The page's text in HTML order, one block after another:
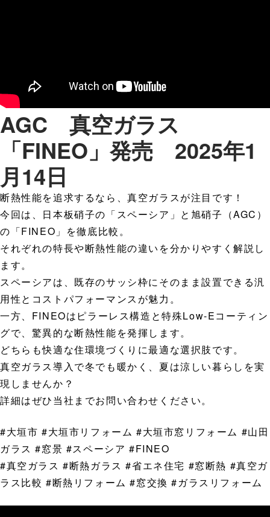
AGC 真空ガラス
「FINEO」発売 2025年1
月14日
断熱性能を追求するなら、真空ガラスが注目です！
今回は、日本板硝子の「スペーシア」と旭硝子（AGC）
の「FINEO」を徹底比較。
それぞれの特長や断熱性能の違いを分かりやすく解説し
ます。
スペーシアは、既存のサッシ枠にそのまま設置できる汎
用性とコストパフォーマンスが魅力。
一方、FINEOはピラーレス構造と特殊Low-Eコーティン
グで、驚異的な断熱性能を発揮します。
どちらも快適な住環境づくりに最適な選択肢です。
真空ガラス導入で冬でも暖かく、夏は涼しい暮らしを実
現しませんか？
詳細はぜひ当社までお問い合わせください。
#大垣市 #大垣市リフォーム #大垣市窓リフォーム #山田
ガラス #窓景 #スペーシア #FINEO
#真空ガラス #断熱ガラス #省エネ住宅 #窓断熱 #真空ガ
ラス比較 #断熱リフォーム #窓交換 #ガラスリフォーム